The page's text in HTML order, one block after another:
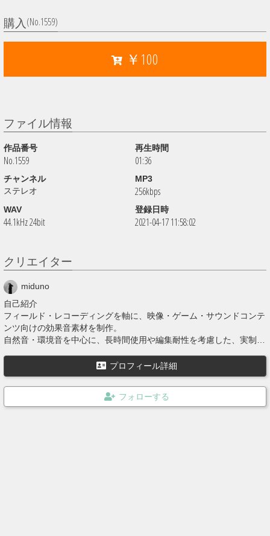
購入 (No.1559)
￥100
ファイル情報
作品番号
No.1559
再生時間
01:36
チャンネル
ステレオ
MP3
256kbps
WAV
44.1kHz 24bit
登録日時
2021-04-17 11:58:02
クリエイター
miduno
自己紹介
フィールド・レコーディングを軸に、映像・ゲーム・サウンドコンテ
ンツ向けの効果音素材を制作。
自然音・環境音を中心に、長時間使用や編集耐性を考慮した、実制作
・Audibleオリジナルコンテンツ 「Soundscape of Japan」 のフィー
ルド・レコーディング収録
・海外キュレーション企画 Cities and Memory「Field Recordings of
プロフィール詳細